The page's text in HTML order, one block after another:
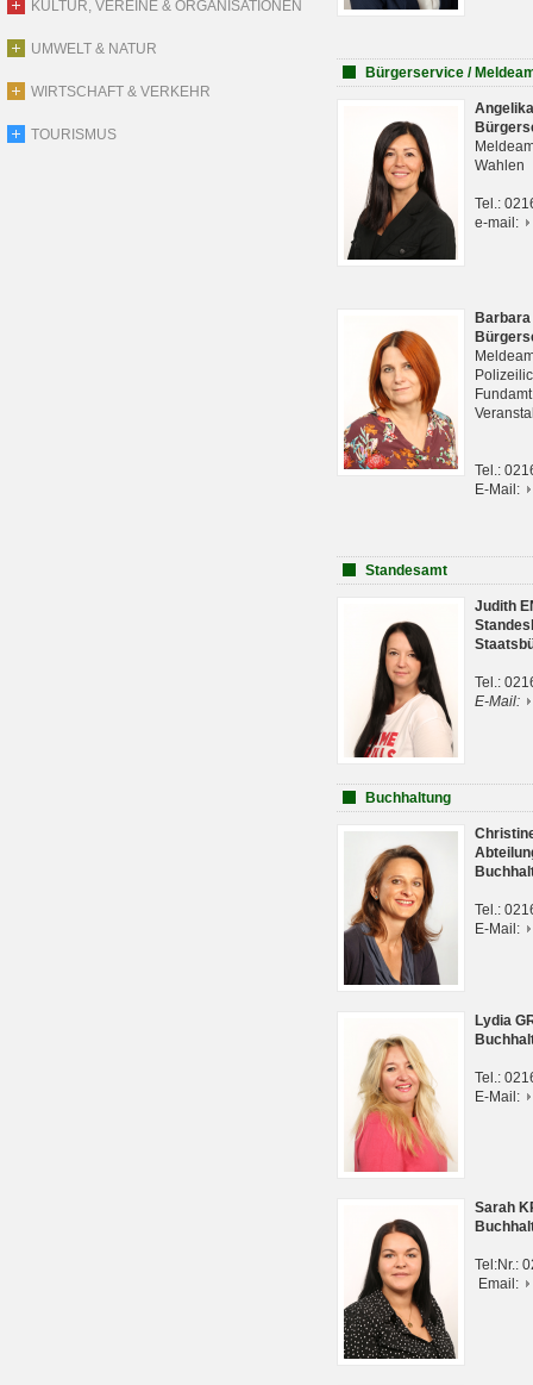
KULTUR, VEREINE & ORGANISATIONEN
UMWELT & NATUR
WIRTSCHAFT & VERKEHR
TOURISMUS
Bürgerservice /
Wahlen
Tel.:
e-mail:
Tel.:
E-Mail:
Standesamt
Judith
Tel.:
E-Mail:
Buchhaltung
Tel.:
E-Mail:
Lydia
Tel.:
E-Mail:
Sarah
Tel:Nr.:
Email: